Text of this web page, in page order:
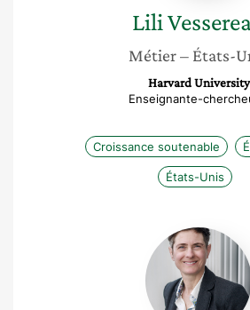
Lili
Métier– États-
Harvard University
Enseignante-
Croissance soutenable
États-Unis
Célia
Firmin